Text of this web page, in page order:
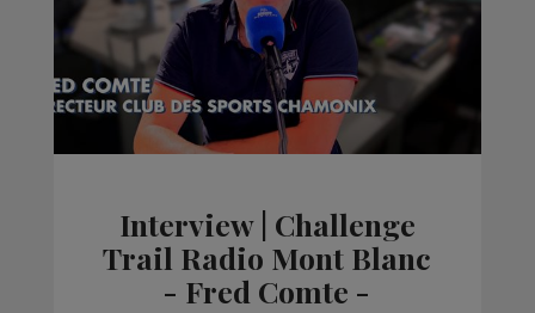
Interview | Challenge
Trail Radio Mont Blanc
- Fred Comte -